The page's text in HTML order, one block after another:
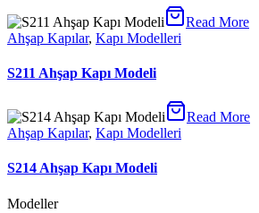
Read More
Ahşap Kapılar, Kapı Modelleri
S211 Ahşap Kapı Modeli
Read More
Ahşap Kapılar, Kapı Modelleri
S214 Ahşap Kapı Modeli
Modeller